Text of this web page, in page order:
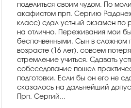
поделиться своим чудом. По
акафистом прп. Сергию
класс) сдал устный экзамен по
на отлично. Переживания мои
беспочвенными. Сын в сложном
возрасте (16 лет), совсем
стремление учиться. Сдавать
собеседование пошел
подготовки. Если бы он его не
сказалось на дальнейший
Прп. Сергий...